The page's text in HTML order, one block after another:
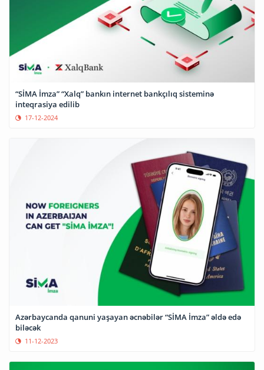
“SİMA İmza” “Xalq” bankın internet bankçılıq sisteminə
inteqrasiya edilib
17-12-2024
Azərbaycanda qanuni yaşayan əcnəbilər “SİMA İmza” əldə edə
biləcək
11-12-2023